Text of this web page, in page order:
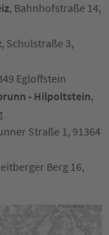
, Bahnhofstraße 14,
, Schulstraße 3,
Egloffstein
- Hilpoltstein,
Straße 1, 91364
Berg 16,